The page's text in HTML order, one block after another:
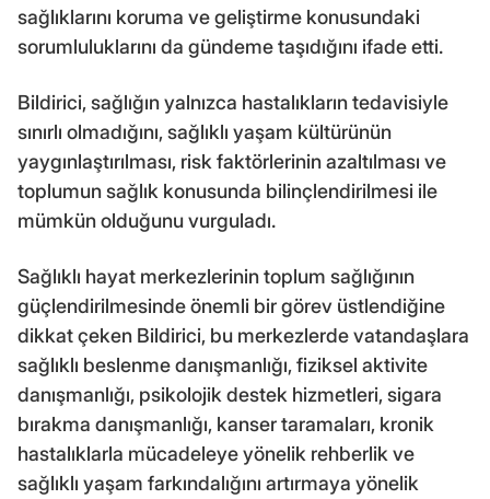
sağlıklarını koruma ve geliştirme konusundaki
sorumluluklarını da gündeme taşıdığını ifade etti.
Bildirici, sağlığın yalnızca hastalıkların tedavisiyle
sınırlı olmadığını, sağlıklı yaşam kültürünün
yaygınlaştırılması, risk faktörlerinin azaltılması ve
toplumun sağlık konusunda bilinçlendirilmesi ile
mümkün olduğunu vurguladı.
Sağlıklı hayat merkezlerinin toplum sağlığının
güçlendirilmesinde önemli bir görev üstlendiğine
dikkat çeken Bildirici, bu merkezlerde vatandaşlara
sağlıklı beslenme danışmanlığı, fiziksel aktivite
danışmanlığı, psikolojik destek hizmetleri, sigara
bırakma danışmanlığı, kanser taramaları, kronik
hastalıklarla mücadeleye yönelik rehberlik ve
sağlıklı yaşam farkındalığını artırmaya yönelik